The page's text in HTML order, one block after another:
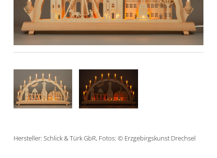
Hersteller: Schlick & Türk GbR, Fotos: © Erzgebirgskunst Drechsel